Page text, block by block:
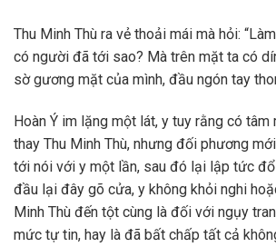
Thu Minh Thù ra vẻ thoải mái mà hỏi:
có người đã tới sao? Mà trên mặt ta có
sờ gương mặt của mình, đầu ngón tay
Hoàn Ý im lặng một lát, y tuy rằng có tâm
thay Thu Minh Thù, nhưng đối phương
tới nói với y một lần, sau đó lại lập tức
đầu lại đây gõ cửa, y không khỏi nghi
Minh Thù đến tột cùng là đối với ngụy
mức tự tin, hay là đã bất chấp tất cả